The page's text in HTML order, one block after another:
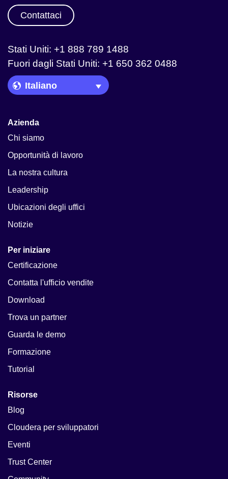
Contattaci
Stati Uniti: +1 888 789 1488
Fuori dagli Stati Uniti: +1 650 362 0488
Language Picker
Azienda
Chi siamo
Opportunità di lavoro
La nostra cultura
Leadership
Ubicazioni degli uffici
Notizie
Per iniziare
Certificazione
Contatta l'ufficio vendite
Download
Trova un partner
Guarda le demo
Formazione
Tutorial
Risorse
Blog
Cloudera per sviluppatori
Eventi
Trust Center